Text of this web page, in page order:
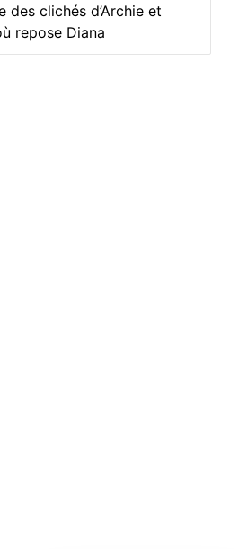
des clichés d’Archie et
repose Diana